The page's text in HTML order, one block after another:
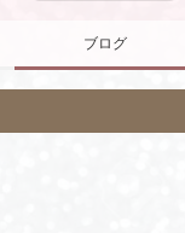
ブログ